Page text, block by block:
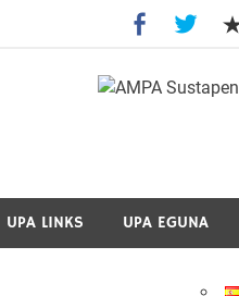
UPA LINKS UPA EGUNA